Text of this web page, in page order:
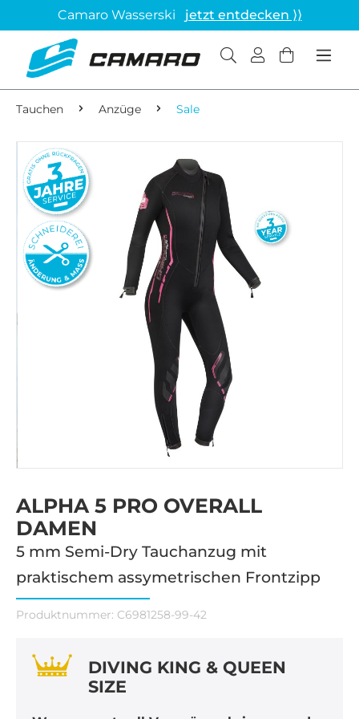
Camaro Wasserski jetzt entdecken ⟩⟩
Tauchen Anzüge Sale
ALPHA 5 PRO OVERALL
DAMEN
5 mm Semi-Dry Tauchanzug mit
praktischem assymetrischen Frontzipp
Produktnummer: C6981258-99-42
DIVING KING & QUEEN
SIZE